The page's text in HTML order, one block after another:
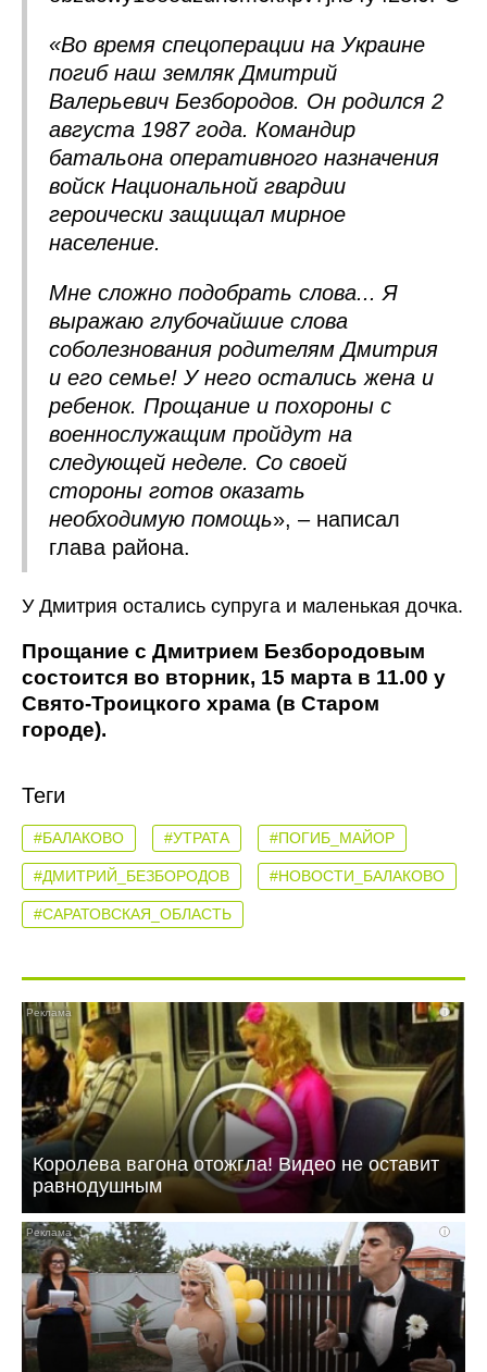
«Во время спецоперации на Украине
погиб наш земляк Дмитрий
Валерьевич Безбородов. Он родился 2
августа 1987 года. Командир
батальона оперативного назначения
войск Национальной гвардии
героически защищал мирное
население.
Мне сложно подобрать слова... Я
выражаю глубочайшие слова
соболезнования родителям Дмитрия
и его семье! У него остались жена и
ребенок. Прощание и похороны с
военнослужащим пройдут на
следующей неделе. Со своей
стороны готов оказать
необходимую помощь», – написал
глава района.
У Дмитрия остались супруга и маленькая дочка.
Прощание с Дмитрием Безбородовым
состоится во вторник, 15 марта в 11.00 у
Свято-Троицкого храма (в Старом
городе).
Теги
#БАЛАКОВО #УТРАТА #ПОГИБ_МАЙОР
#ДМИТРИЙ_БЕЗБОРОДОВ #НОВОСТИ_БАЛАКОВО
#САРАТОВСКАЯ_ОБЛАСТЬ
i
Королева вагона отожгла! Видео не оставит
равнодушным
i